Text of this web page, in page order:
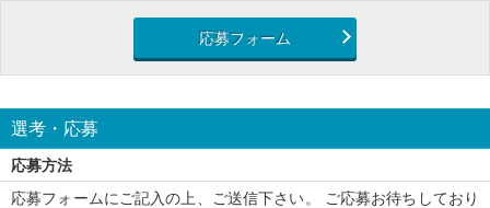
応募フォーム
選考・応募
応募方法
応募フォームにご記入の上、ご送信下さい。 ご応募お待ちしており